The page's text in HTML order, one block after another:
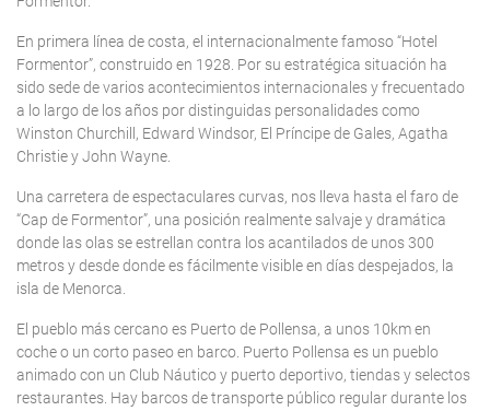
En primera línea de costa, el internacionalmente famoso “Hotel
Formentor”, construido en 1928. Por su estratégica situación ha
sido sede de varios acontecimientos internacionales y frecuentado
a lo largo de los años por distinguidas personalidades como
Winston Churchill, Edward Windsor, El Príncipe de Gales, Agatha
Christie y John Wayne.
Una carretera de espectaculares curvas, nos lleva hasta el faro de
“Cap de Formentor”, una posición realmente salvaje y dramática
donde las olas se estrellan contra los acantilados de unos 300
metros y desde donde es fácilmente visible en días despejados, la
isla de Menorca.
El pueblo más cercano es Puerto de Pollensa, a unos 10km en
coche o un corto paseo en barco. Puerto Pollensa es un pueblo
animado con un Club Náutico y puerto deportivo, tiendas y selectos
restaurantes. Hay barcos de transporte público regular durante los